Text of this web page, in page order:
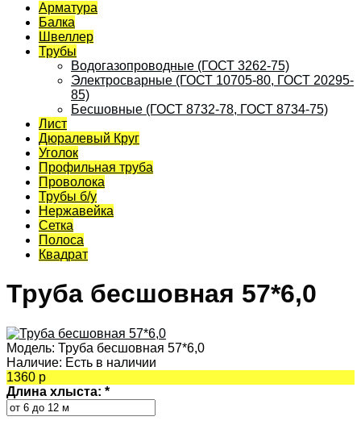
Арматура
Балка
Швеллер
Трубы
Водогазопроводные (ГОСТ 3262-75)
Электросварные (ГОСТ 10705-80, ГОСТ 20295-
85)
Бесшовные (ГОСТ 8732-78, ГОСТ 8734-75)
Лист
Дюралевый Круг
Уголок
Профильная труба
Проволока
Трубы б/у
Нержавейка
Сетка
Полоса
Квадрат
Труба бесшовная 57*6,0
Модель: Труба бесшовная 57*6,0
Наличие: Есть в наличии
1360 р
Длина хлыста: *